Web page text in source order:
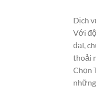
Dịch
Với
đại,
thoải
Chọn